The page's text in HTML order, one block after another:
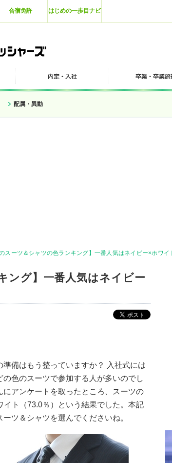
合宿免許 はじめの一歩目ナビ
配属・異動
のスーツ＆シャツの色ランキング】一番人気はネイビー×ホワイ
ング】一番人気はネイビー
備はもう整っていますか？ 入社式には
色のスーツで参加する人が多いのでし
アンケートを取ったところ、スーツの
ト（73.0％）という結果でした。本記
ツ＆シャツを選んでくださいね。